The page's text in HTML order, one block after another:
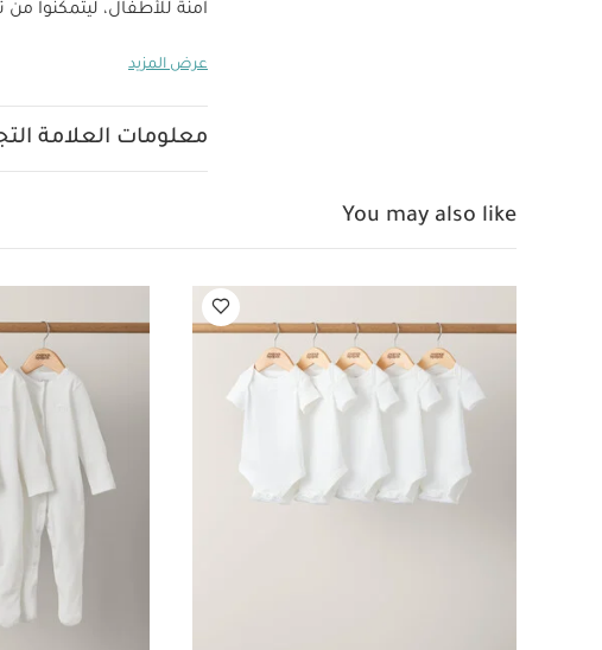
آمنة للأطفال، ليتمكنوا
النشاط الأساسي ممتعًا
الخصائص الرئيسية:
أحدث معايير السلامة
ذا ورلد
عرض المزيد
معلومات العلامة
You may also like